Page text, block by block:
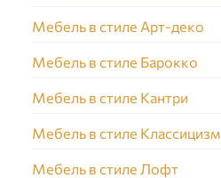
Мебель в стиле Арт-деко
Мебель в стиле Барокко
Мебель в стиле Кантри
Мебель в стиле Классицизм
Мебель в стиле Лофт